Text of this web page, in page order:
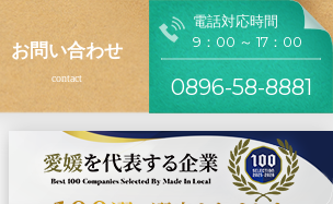
お問い合わせ
電話対応時間
9：00 ～ 17：00
0896-58-8881